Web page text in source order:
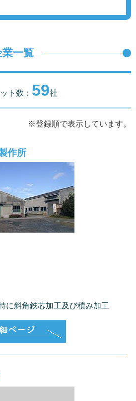
業一覧
ト数： 59社
※登録順で表示しています。
作所
に斜角鉄芯加工及び積み加工